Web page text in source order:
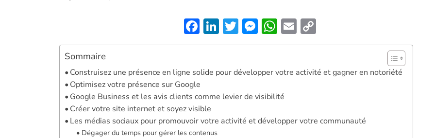
F
ac
b
o
k
Li
n
e
dI
n
T
w
er
M
es
n
g
er
W
h
s
A
p
p
E
m
l
o
y
k
Sommaire
Construisez une présence en ligne solide pour développer votre activité et gagner en notoriété
Optimisez votre présence sur Google
Google Business et les avis clients comme levier de visibilité
Créer votre site internet et soyez visible
Les médias sociaux pour promouvoir votre activité et développer votre communauté
Dégager du temps pour gérer les contenus